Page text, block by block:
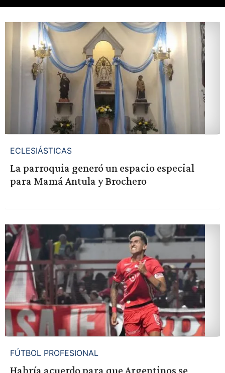
ECLESIÁSTICAS
La parroquia generó un espacio especial
para Mamá Antula y Brochero
FÚTBOL PROFESIONAL
Habría acuerdo para que Argentinos se